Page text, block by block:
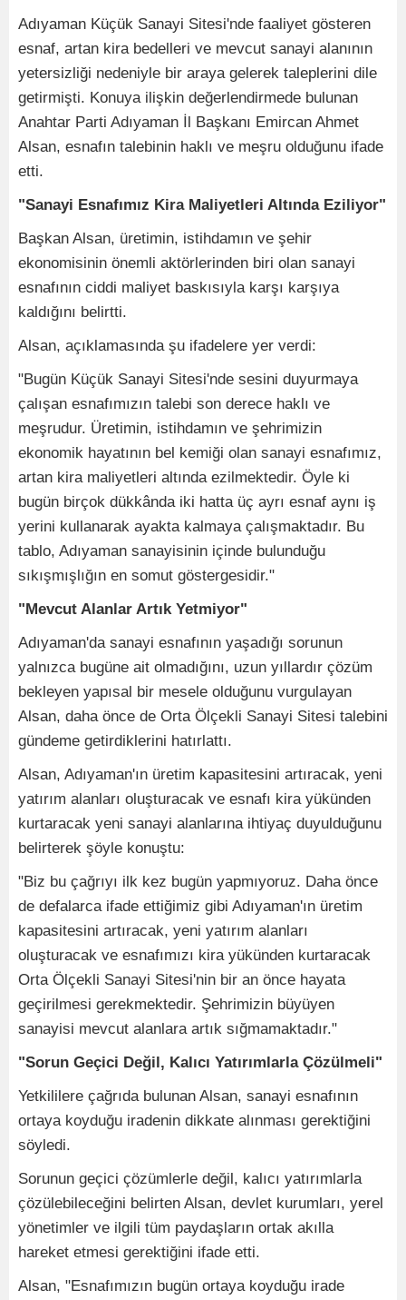
Adıyaman Küçük Sanayi Sitesi'nde faaliyet gösteren
esnaf, artan kira bedelleri ve mevcut sanayi alanının
yetersizliği nedeniyle bir araya gelerek taleplerini dile
getirmişti. Konuya ilişkin değerlendirmede bulunan
Anahtar Parti Adıyaman İl Başkanı Emircan Ahmet
Alsan, esnafın talebinin haklı ve meşru olduğunu ifade
etti.
"Sanayi Esnafımız Kira Maliyetleri Altında Eziliyor"
Başkan Alsan, üretimin, istihdamın ve şehir
ekonomisinin önemli aktörlerinden biri olan sanayi
esnafının ciddi maliyet baskısıyla karşı karşıya
kaldığını belirtti.
Alsan, açıklamasında şu ifadelere yer verdi:
"Bugün Küçük Sanayi Sitesi'nde sesini duyurmaya
çalışan esnafımızın talebi son derece haklı ve
meşrudur. Üretimin, istihdamın ve şehrimizin
ekonomik hayatının bel kemiği olan sanayi esnafımız,
artan kira maliyetleri altında ezilmektedir. Öyle ki
bugün birçok dükkânda iki hatta üç ayrı esnaf aynı iş
yerini kullanarak ayakta kalmaya çalışmaktadır. Bu
tablo, Adıyaman sanayisinin içinde bulunduğu
sıkışmışlığın en somut göstergesidir."
"Mevcut Alanlar Artık Yetmiyor"
Adıyaman'da sanayi esnafının yaşadığı sorunun
yalnızca bugüne ait olmadığını, uzun yıllardır çözüm
bekleyen yapısal bir mesele olduğunu vurgulayan
Alsan, daha önce de Orta Ölçekli Sanayi Sitesi talebini
gündeme getirdiklerini hatırlattı.
Alsan, Adıyaman'ın üretim kapasitesini artıracak, yeni
yatırım alanları oluşturacak ve esnafı kira yükünden
kurtaracak yeni sanayi alanlarına ihtiyaç duyulduğunu
belirterek şöyle konuştu:
"Biz bu çağrıyı ilk kez bugün yapmıyoruz. Daha önce
de defalarca ifade ettiğimiz gibi Adıyaman'ın üretim
kapasitesini artıracak, yeni yatırım alanları
oluşturacak ve esnafımızı kira yükünden kurtaracak
Orta Ölçekli Sanayi Sitesi'nin bir an önce hayata
geçirilmesi gerekmektedir. Şehrimizin büyüyen
sanayisi mevcut alanlara artık sığmamaktadır."
"Sorun Geçici Değil, Kalıcı Yatırımlarla Çözülmeli"
Yetkililere çağrıda bulunan Alsan, sanayi esnafının
ortaya koyduğu iradenin dikkate alınması gerektiğini
söyledi.
Sorunun geçici çözümlerle değil, kalıcı yatırımlarla
çözülebileceğini belirten Alsan, devlet kurumları, yerel
yönetimler ve ilgili tüm paydaşların ortak akılla
hareket etmesi gerektiğini ifade etti.
Alsan, "Esnafımızın bugün ortaya koyduğu irade